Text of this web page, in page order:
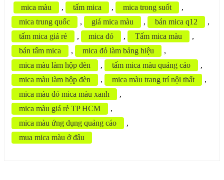
mica màu , tấm mica , mica trong suốt
,
mica trung quốc
, giá mica màu , bán mica q12
,
tấm mica giá rẻ
, mica đỏ , Tấm mica màu
,
bán tấm mica
, mica đỏ làm bảng hiệu
,
mica màu làm hộp đèn
, tấm mica màu quảng cáo
,
mica màu làm hộp đèn
, mica màu trang trí nội thất
,
mica màu đỏ mica màu xanh
,
mica màu giá rẻ TP HCM
,
mica màu ứng dụng quảng cáo
,
mua mica màu ở đâu